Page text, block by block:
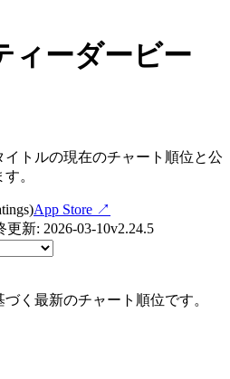
ィーダービー
トルの現在のチャート順位と公
。
App Store ↗
更新: 2026-03-10v2.24.5
く最新のチャート順位です。